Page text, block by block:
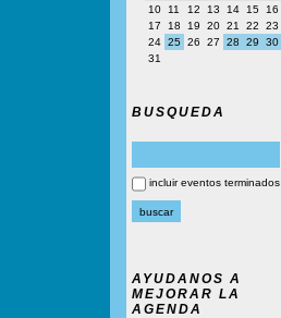
10
11 12 13 14 15
16
17
18 19 20 21 22
23
24 25 26 27 28 29
30
31
BUSQUEDA
incluir eventos terminados
AYUDANOS A
MEJORAR LA
AGENDA